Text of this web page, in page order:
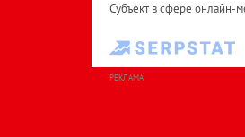
Субъект в сфере онлайн-
РЕКЛАМА